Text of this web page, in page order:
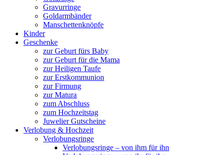
Gravurringe
Goldarmbänder
Manschettenknöpfe
Kinder
Geschenke
zur Geburt fürs Baby
zur Geburt für die Mama
zur Heiligen Taufe
zur Erstkommunion
zur Firmung
zur Matura
zum Abschluss
zum Hochzeitstag
Juwelier Gutscheine
Verlobung & Hochzeit
Verlobungsringe
Verlobungsringe – von ihm für ihn